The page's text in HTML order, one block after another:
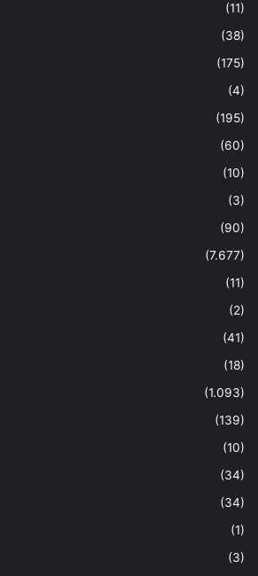
(11)
(38)
(175)
(4)
(195)
(60)
(10)
(3)
(90)
(7.677)
(11)
(2)
(41)
(18)
(1.093)
(139)
(10)
(34)
(34)
(1)
(3)